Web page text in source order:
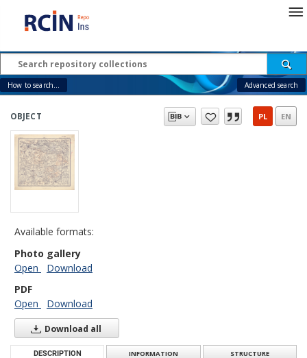
How to search... Advanced search
OBJECT PL EN
Available formats:
Photo gallery
Open
Download
PDF
Open
Download
Download all
DESCRIPTION INFORMATION STRUCTURE